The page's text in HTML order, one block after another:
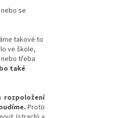
se
takové to
ve škole,
třeba
také
rozpoložení
Proto